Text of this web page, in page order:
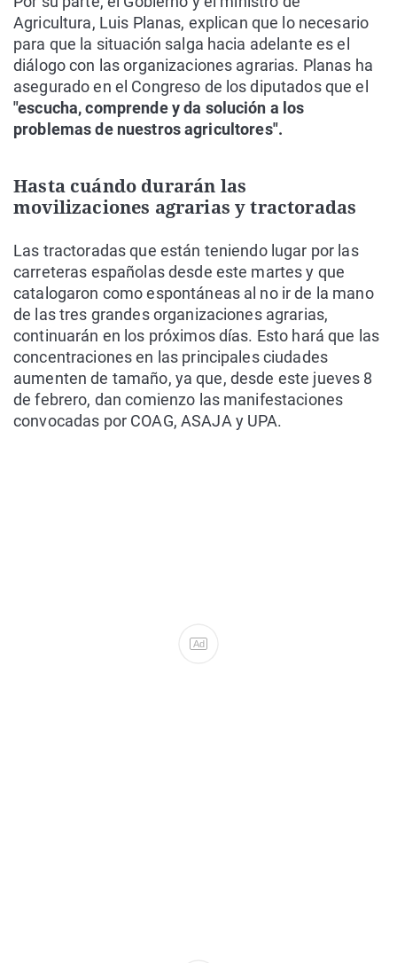
Agricultura, Luis Planas, explican que lo necesario
para que la situación salga hacia adelante es el
diálogo con las organizaciones agrarias. Planas ha
asegurado en el Congreso de los diputados que el
"escucha, comprende y da solución a los
problemas de nuestros agricultores".
Hasta cuándo durarán las
movilizaciones agrarias y tractoradas
Las tractoradas que están teniendo lugar por las
carreteras españolas desde este martes y que
catalogaron como espontáneas al no ir de la mano
de las tres grandes organizaciones agrarias,
continuarán en los próximos días. Esto hará que las
concentraciones en las principales ciudades
aumenten de tamaño, ya que, desde este jueves 8
de febrero, dan comienzo las manifestaciones
convocadas por COAG, ASAJA y UPA.
Ad